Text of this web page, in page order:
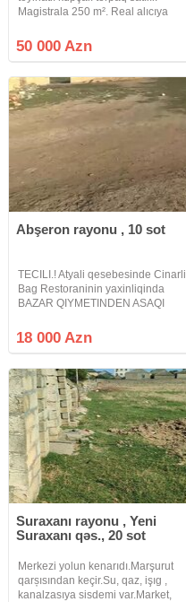
Magistrala 250 m². Real alıcıya
edin
50 000 Azn
Abşeron rayonu , 10 sot
TECILI.! Atyali qesebesinde Cinarli
Bag Restoraninin yaxinliqinda
BAZAR QIYMETINDEN ASAQI
sahesi satilir erazi six yasayis
massividir qaz su isiq xettleri
18 000 Azn
Suraxanı rayonu , Yeni
Suraxanı qəs., 20 sot
Merkezi yolun kenarıdı.Marşurut
qarșısından keçir.Su, qaz, işıg ,
kanalzasıya sisdemi var.Market,